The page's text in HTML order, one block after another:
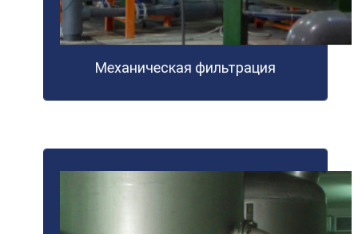
Механическая фильтрация